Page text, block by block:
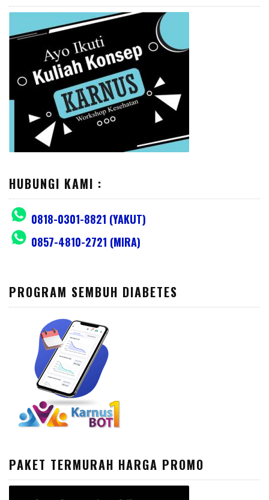
HUBUNGI KAMI :
0818-0301-8821 (YAKUT)
0857-4810-2721 (MIRA)
PROGRAM SEMBUH DIABETES
PAKET TERMURAH HARGA PROMO